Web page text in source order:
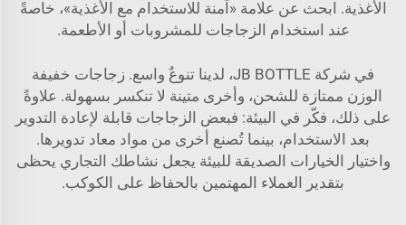
الأغذية. ابحث عن علامة «آمنة للاستخدام مع الأغذية»، خاصةً
عند استخدام الزجاجات للمشروبات أو الأطعمة.
في شركة JB BOTTLE، لدينا تنوعٌ واسع. زجاجات خفيفة
الوزن ممتازة للشحن، وأخرى متينة لا تنكسر بسهولة. علاوةً
على ذلك، فكّر في البيئة: فبعض الزجاجات قابلة لإعادة التدوير
بعد الاستخدام، بينما تُصنع أخرى من مواد معاد تدويرها.
واختيار الخيارات الصديقة للبيئة يجعل نشاطك التجاري يحظى
بتقدير العملاء المهتمين بالحفاظ على الكوكب.